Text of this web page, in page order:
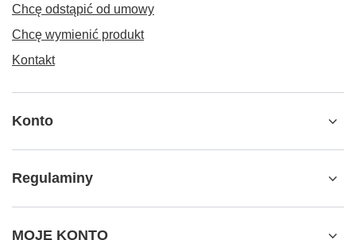
Chcę odstąpić od umowy
Chcę wymienić produkt
Kontakt
Konto
Regulaminy
MOJE KONTO